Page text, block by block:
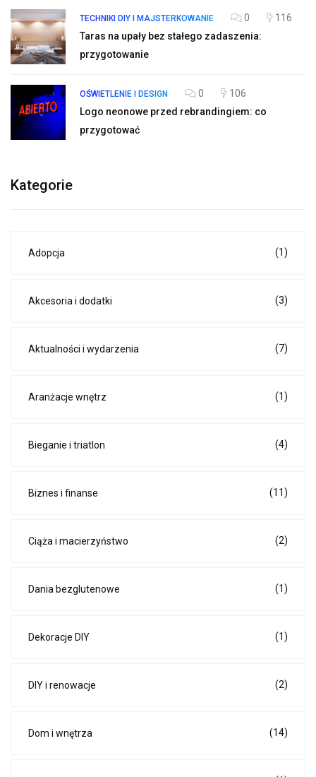
TECHNIKI DIY I MAJSTERKOWANIE 0
116
Taras na upały bez stałego zadaszenia:
przygotowanie
OŚWIETLENIE I DESIGN 0
106
Logo neonowe przed rebrandingiem: co
przygotować
Kategorie
Adopcja (1)
Akcesoria i dodatki (3)
Aktualności i wydarzenia (7)
Aranżacje wnętrz (1)
Bieganie i triatlon (4)
Biznes i finanse (11)
Ciąża i macierzyństwo (2)
Dania bezglutenowe (1)
Dekoracje DIY (1)
DIY i renowacje (2)
Dom i wnętrza (14)